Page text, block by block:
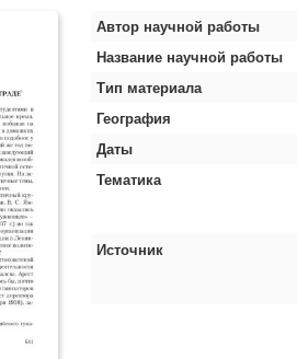
Автор научной работы
Название научной работы
Тип материала
География
Даты
Тематика
Источник